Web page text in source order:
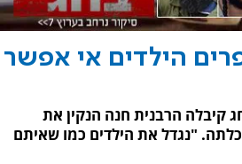
הילדים אי אפשר
קיבלה הרבנית חנה הנקין את
"נגדל את הילדים כמו שאיתם